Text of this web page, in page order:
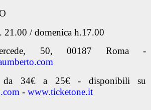
21.00 / domenica h.17.00
50, 00187 Roma -
da 34€ a 25€ - disponibili su
- www.ticketone.it